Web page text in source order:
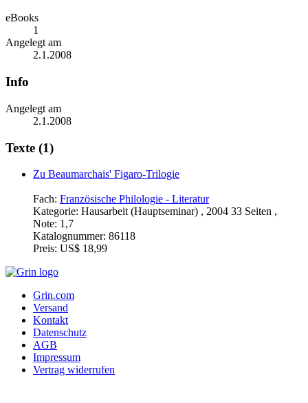
eBooks
1
Angelegt am
2.1.2008
Info
Angelegt am
2.1.2008
Texte (1)
Zu Beaumarchais' Figaro-Trilogie
Fach: Französische Philologie - Literatur
Kategorie: Hausarbeit (Hauptseminar) , 2004 33 Seiten ,
Note: 1,7
Katalognummer: 86118
Preis: US$ 18,99
Grin.com
Versand
Kontakt
Datenschutz
AGB
Impressum
Vertrag widerrufen